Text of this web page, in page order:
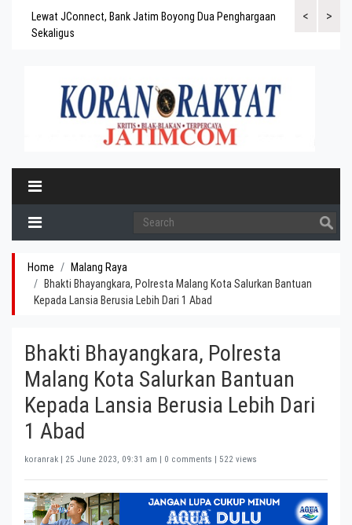
<
Lewat JConnect, Bank Jatim Boyong Dua Penghargaan
Sekaligus
Bank Jatim
>
Home
Malang Raya
Bhakti Bhayangkara, Polresta Malang Kota Salurkan Bantuan
Kepada Lansia Berusia Lebih Dari 1 Abad
Bhakti Bhayangkara, Polresta
Malang Kota Salurkan Bantuan
Kepada Lansia Berusia Lebih Dari
1 Abad
koranrak | 25 June 2023, 09:31 am | 0 comments | 522 views